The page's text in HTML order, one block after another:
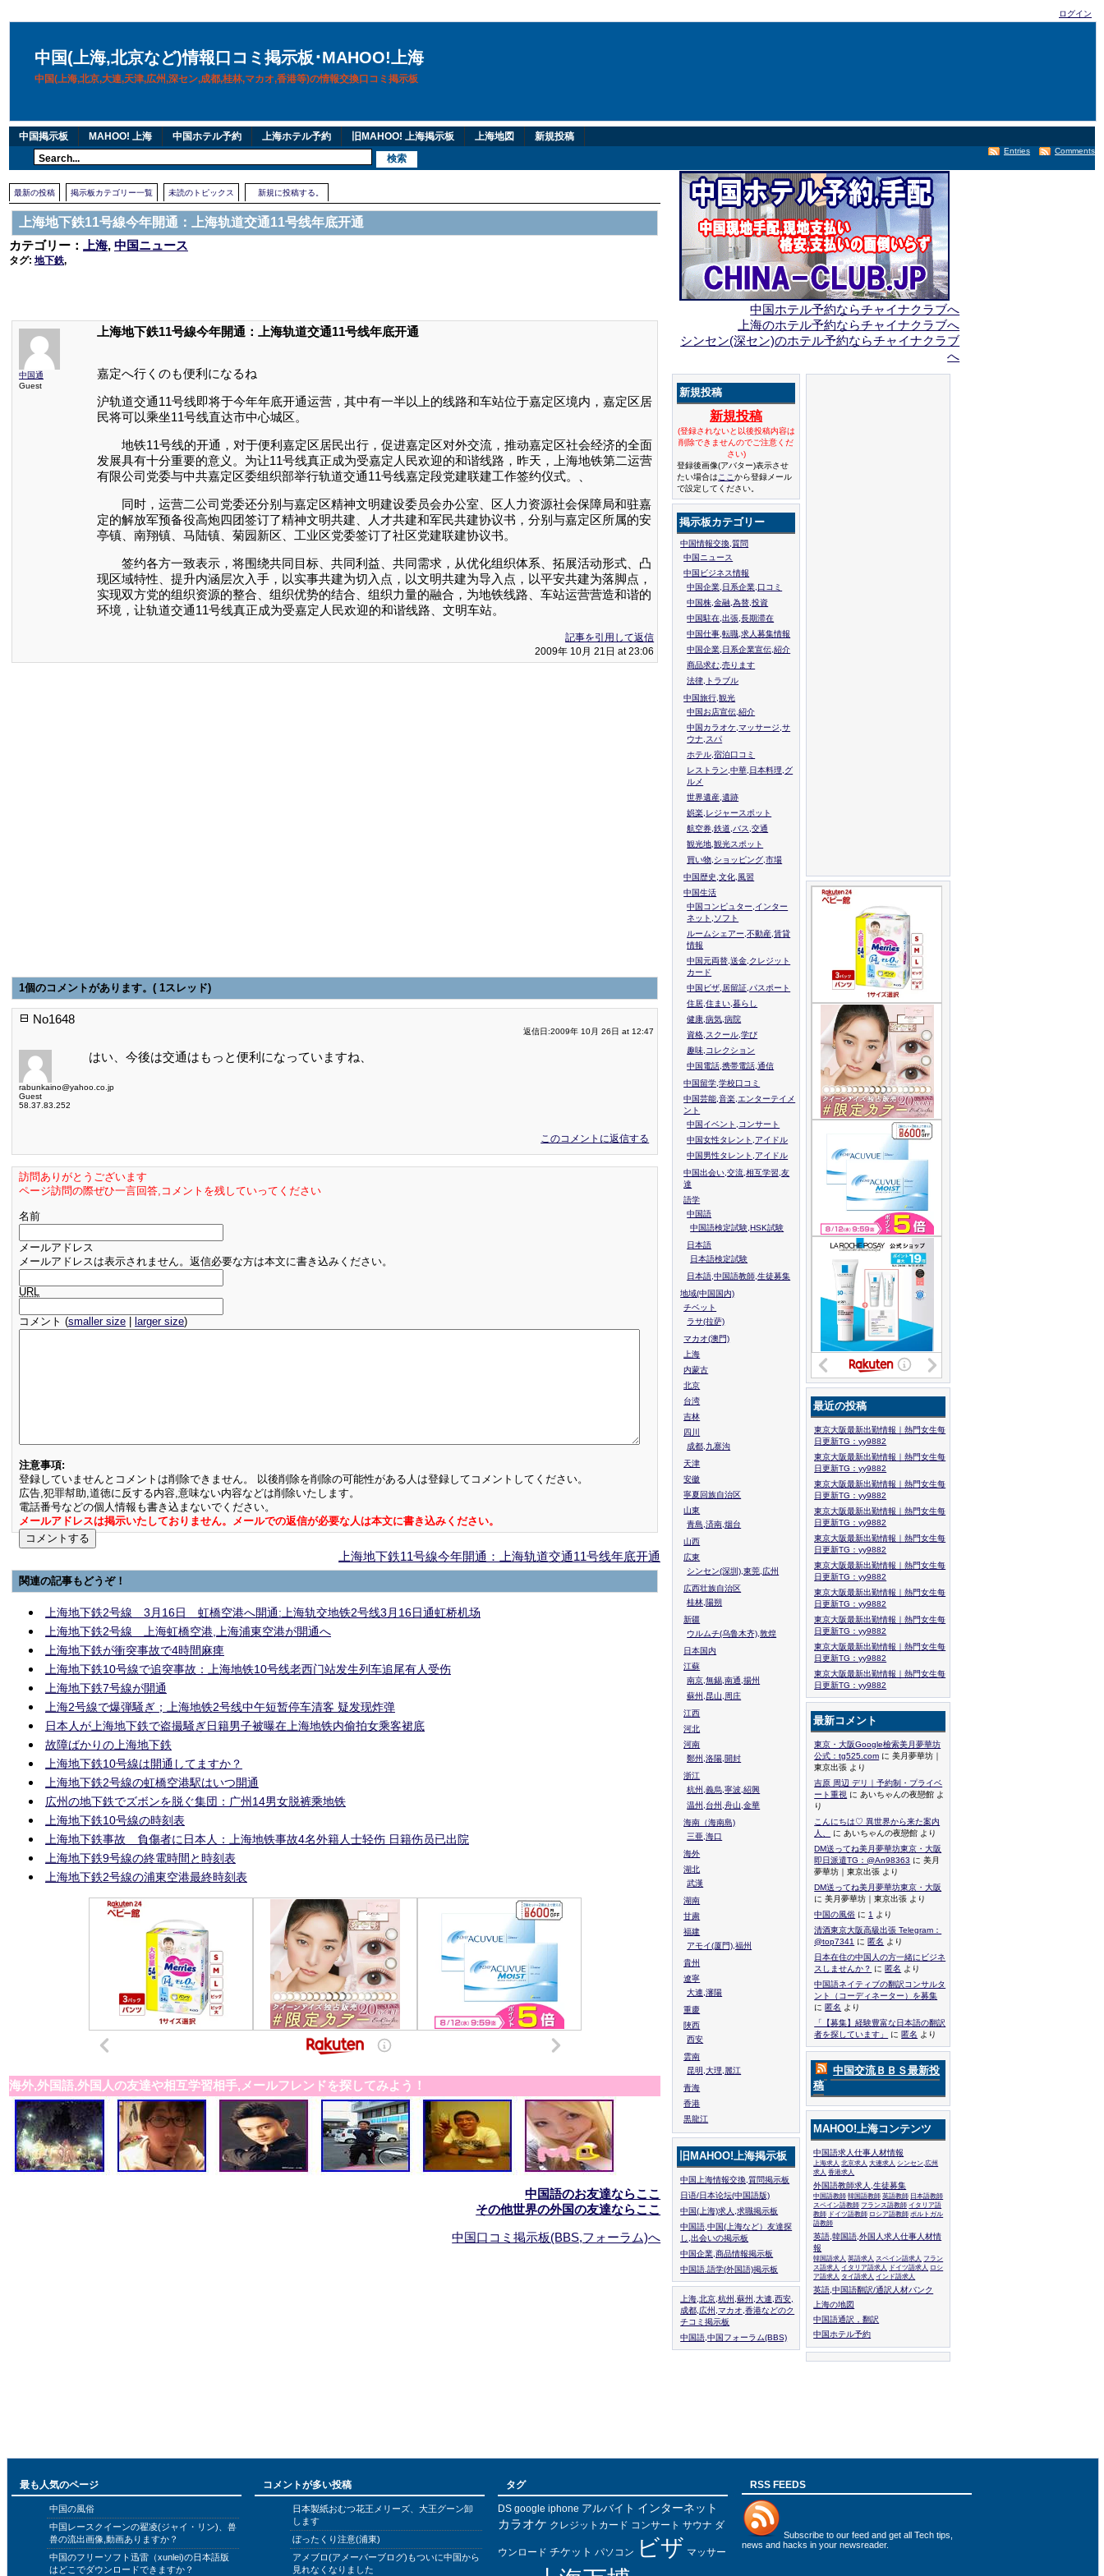
ログイン
中国(上海,北京など)情報口コミ掲示板･MAHOO!上海
中国(上海,北京,大連,天津,広州,深セン,成都,桂林,マカオ,香港等)の情報交換口コミ掲示板
中国掲示板 MAHOO! 上海 中国ホテル予約 上海ホテル予約 旧MAHOO! 上海掲示板 上海地図 新規投稿
Comments
Entries
最新の投稿 掲示板カテゴリー一覧 未読のトピックス 新規に投稿する。
上海地下鉄11号線今年開通：上海轨道交通11号线年底开通
カテゴリー：
上海, 中国ニュース
タグ: 地下鉄,
中国通
Guest
上海地下鉄11号線今年開通：上海轨道交通11号线年底开通
嘉定へ行くのも便利になるね
沪轨道交通11号线即将于今年年底开通运营，其中有一半以上的线路和车站位于嘉定区境内，嘉定区居
民将可以乘坐11号线直达市中心城区。
地铁11号线的开通，对于便利嘉定区居民出行，促进嘉定区对外交流，推动嘉定区社会经济的全面
发展具有十分重要的意义。为让11号线真正成为受嘉定人民欢迎的和谐线路，昨天，上海地铁第二运营
有限公司党委与中共嘉定区委组织部举行轨道交通11号线嘉定段党建联建工作签约仪式。、
同时，运营二公司党委还分别与嘉定区精神文明建设委员会办公室、区人力资源社会保障局和驻嘉
定的解放军预备役高炮四团签订了精神文明共建、人才共建和军民共建协议书，分别与嘉定区所属的安
亭镇、南翔镇、马陆镇、菊园新区、工业区党委签订了社区党建联建协议书。
签约各方一致表示，将围绕共同目标、共同利益、共同需求，从优化组织体系、拓展活动形式、凸
现区域特性、提升内涵层次入手，以实事共建为切入点，以文明共建为导入点，以平安共建为落脚点，
实现双方党的组织资源的整合、组织优势的结合、组织力量的融合，为地铁线路、车站运营营造和谐的
环境，让轨道交通11号线真正成为受嘉定人民欢迎的和谐线路、文明车站。
記事を引用して返信
2009年 10月 21日 at 23:06
1個のコメントがあります。( 1スレッド)
No1648
返信日:2009年 10月 26日 at 12:47
rabunkaino@yahoo.co.jp
Guest
58.37.83.252
はい、今後は交通はもっと便利になっていますね、
このコメントに返信する
訪問ありがとうございます
ページ訪問の際ぜひ一言回答,コメントを残していってください
名前
メールアドレス
メールアドレスは表示されません。返信必要な方は本文に書き込みください。
URL
コメント (smaller size larger size)
注意事項:
登録していませんとコメントは削除できません。 以後削除を削除の可能性がある人は登録してコメントしてください。
広告,犯罪幇助,道徳に反する内容,意味ない内容などは削除いたします。
電話番号などの個人情報も書き込まないでください。
メールアドレスは掲示いたしておりません。メールでの返信が必要な人は本文に書き込みください。
上海地下鉄11号線今年開通：上海轨道交通11号线年底开通
関連の記事もどうぞ！
上海地下鉄2号線 3月16日 虹橋空港へ開通:上海轨交地铁2号线3月16日通虹桥机场
上海地下鉄2号線 上海虹橋空港,上海浦東空港が開通へ
上海地下鉄が衝突事故で4時間麻痺
上海地下鉄10号線で追突事故：上海地铁10号线老西门站发生列车追尾有人受伤
上海地下鉄7号線が開通
上海2号線で爆弾騒ぎ；上海地铁2号线中午短暂停车清客 疑发现炸弹
日本人が上海地下鉄で盗撮騒ぎ日籍男子被曝在上海地铁内偷拍女乘客裙底
故障ばかりの上海地下鉄
上海地下鉄10号線は開通してますか？
上海地下鉄2号線の虹橋空港駅はいつ開通
広州の地下鉄でズボンを脱ぐ集団：广州14男女脱裤乘地铁
上海地下鉄10号線の時刻表
上海地下鉄事故 負傷者に日本人：上海地铁事故4名外籍人士轻伤 日籍伤员已出院
上海地下鉄9号線の終電時間と時刻表
上海地下鉄2号線の浦東空港最終時刻表
海外,外国語,外国人の友達や相互学習相手,メールフレンドを探してみよう！
中国語のお友達ならここ
その他世界の外国の友達ならここ
中国口コミ掲示板(BBS,フォーラム)へ
中国ホテル予約ならチャイナクラブへ
上海のホテル予約ならチャイナクラブへ
シンセン(深セン)のホテル予約ならチャイナクラブ
へ
新規投稿
新規投稿
(登録されないと以後投稿内容は
削除できませんのでご注意くだ
さい)
登録後画像(アバター)表示させ
たい場合は ここから登録メール
で設定してください。
掲示板カテゴリー
中国情報交換,質問
中国ニュース
中国ビジネス情報
中国企業,日系企業,口コミ
中国株,金融,為替,投資
中国駐在,出張,長期滞在
中国仕事,転職,求人募集情報
中国企業,日系企業宣伝,紹介
商品求む,売ります
法律,トラブル
中国旅行,観光
中国お店宣伝,紹介
中国カラオケ,マッサージ,サ
ウナ,スパ
ホテル,宿泊口コミ
レストラン,中華,日本料理,グ
ルメ
世界遺産,遺跡
娯楽,レジャースポット
航空券,鉄道,バス,交通
観光地,観光スポット
買い物,ショッピング,市場
中国歴史,文化,風習
中国生活
中国コンピュター,インター
ネット,ソフト
ルームシェアー,不動産,賃貸
情報
中国元両替,送金,クレジット
カード
中国ビザ,居留証,パスポート
住居,住まい,暮らし
健康,病気,病院
資格,スクール,学び
趣味,コレクション
中国電話,携帯電話,通信
中国留学,学校口コミ
中国芸能,音楽,エンターテイメ
ント
中国イベント,コンサート
中国女性タレント,アイドル
中国男性タレント,アイドル
中国出会い,交流,相互学習,友
達
語学
中国語
中国語検定試験,HSK試験
日本語
日本語検定試験
日本語,中国語教師,生徒募集
地域(中国国内)
チベット
ラサ(拉萨)
マカオ(澳門)
上海
内蒙古
北京
台湾
吉林
四川
成都,九寨沟
天津
安徽
寧夏回族自治区
山東
青島,済南,烟台
山西
広東
シンセン(深圳),東莞,広州
広西壮族自治区
桂林,陽朔
新疆
ウルムチ(乌鲁木齐),敦煌
日本国内
江蘇
南京,無錫,南通,揚州
蘇州,昆山,周庄
江西
河北
河南
鄭州,洛陽,開封
浙江
杭州,義烏,寧波,紹興
温州,台州,舟山,金華
海南（海南島)
三亜,海口
海外
湖北
武漢
湖南
甘粛
福建
アモイ(厦門),福州
貴州
遼寧
大連,瀋陽
重慶
陜西
西安
雲南
昆明,大理,麗江
青海
香港
黒龍江
旧MAHOO!上海掲示板
中国上海情報交換,質問掲示板
日语/日本论坛(中国語版)
中国(上海)求人,求職掲示板
中国語,中国(上海など）友達探
し,出会いの掲示板
中国企業,商品情報掲示板
中国語.語学(外国語)掲示板
上海,北京,杭州,蘇州,大連,西安,
成都,広州,マカオ,香港などのク
チコミ掲示板
中国語,中国フォーラム(BBS)
最近の投稿
東京大阪最新出勤情報｜熱門女生每
日更新TG：yy9882
東京大阪最新出勤情報｜熱門女生每
日更新TG：yy9882
東京大阪最新出勤情報｜熱門女生每
日更新TG：yy9882
東京大阪最新出勤情報｜熱門女生每
日更新TG：yy9882
東京大阪最新出勤情報｜熱門女生每
日更新TG：yy9882
東京大阪最新出勤情報｜熱門女生每
日更新TG：yy9882
東京大阪最新出勤情報｜熱門女生每
日更新TG：yy9882
東京大阪最新出勤情報｜熱門女生每
日更新TG：yy9882
東京大阪最新出勤情報｜熱門女生每
日更新TG：yy9882
東京大阪最新出勤情報｜熱門女生每
日更新TG：yy9882
最新コメント
東京・大阪Google檢索美月夢華坊
公式：tg525.com に 美月夢華坊｜
東京出張 より
吉原 周辺 デリ｜予約制・プライベ
ート重視 に あいちゃんの夜戀館 よ
り
こんにちは♡ 異世界から来た案内
人、
に あいちゃんの夜戀館 より
DM送ってね美月夢華坊東京・大阪
即日派遣TG：@An98363 に 美月
夢華坊｜東京出張 より
DM送ってね美月夢華坊東京・大阪
に 美月夢華坊｜東京出張 より
中国の風俗 に 1
より
清酒東京大阪高級出張 Telegram：
@top7341 に 匿名 より
日本在住の中国人の方一緒にビジネ
スしませんか？ に 匿名 より
中国語ネイティブの翻訳コンサルタ
ント（コーディネーター）を募集
に 匿名 より
「【募集】経験豊富な日本語の翻訳
者を探しています」
に 匿名 より
中国交流ＢＢＳ最新投
稿
MAHOO!上海コンテンツ
中国語求人仕事人材情報
上海求人 北京求人 大連求人 シンセン,広州
求人 香港求人
外国語教師求人,生徒募集
中国語教師 韓国語教師 英語教師 日本語教師
スペイン語教師 フランス語教師 イタリア語
教師 ドイツ語教師 ロシア語教師 ポルトガル
語教師
英語,韓国語,外国人求人仕事人材情
報
韓国語求人 英語求人 スペイン語求人 フラン
ス語求人 イタリア語求人 ドイツ語求人 ロシ
ア語求人 タイ語求人 インド語求人
英語,中国語翻訳/通訳人材バンク
上海の地図
中国語通訳，翻訳
中国ホテル予約
最も人気のページ
中国の風俗
中国レースクイーンの翟凌(ジャイ・リン)、兽
兽の流出画像,動画ありますか？
中国のフリーソフト迅雷（xunlei)の日本語版
はどこでダウンロードできますか？
コメントが多い投稿
日本製紙おむつ花王メリーズ、大王グーン卸
します
ぼったくり注意(浦東)
アメブロ(アメーバーブログ)もついに中国から
見れなくなりました
タグ
DS google iphone アルバイト インターネット
カラオケ クレジットカード コンサート サウナ ダ
ウンロード チケット パソコン ビザ マッサー
RSS FEEDS
Subscribe to our feed and get all Tech tips,
news and hacks in your newsreader.